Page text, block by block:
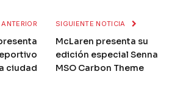
ciudad
SIGUIENTE NOTICIA
McLaren presenta su
edición especial Senna
MSO Carbon Theme